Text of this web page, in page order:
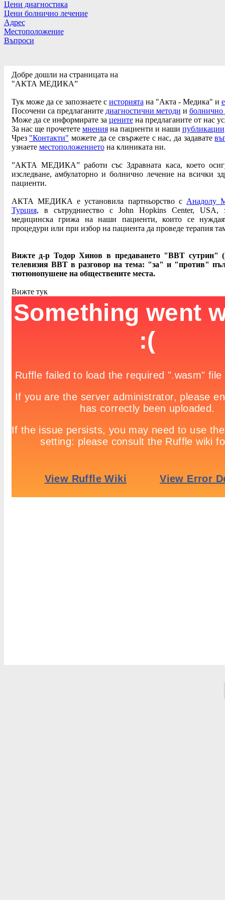
Цени диагностика
Цени болнично лечение
Адрес
Местоположение
Въпроси
Добре дошли на страницата на
"АКТА МЕДИКА”
Тук може да се запознаете с историята на "Акта - Медика" и
Посочени са предлаганите диагностични методи и болнично
Може да се информирате за ценитена предлаганите от нас
За нас ще прочетете мненияна пациенти и наши публикации
Чрез "Контакти" можете да се свържете с нас, да задавате
узнаете местоположениетона клиниката ни.
”АКТА МЕДИКА” работи със Здравната каса, което
изследване, амбулаторно и болнично лечение на всички
пациенти.
АКТА МЕДИКА e установила партньорство с Анадолу
Турция, в сътрудниество с John Hopkins Center, USA,
медицинска грижа на наши пациенти, които се
процедури или при избор на пациента да проведе терапия
Вижте д-р Тодор Хинов в предаването "BBT сутрин"
телевизия BBT в разговор на тема: "за" и "против"
тютюнопушене на обществените места.
Вижте тук